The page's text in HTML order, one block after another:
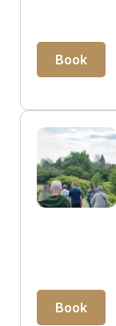
Book
Book